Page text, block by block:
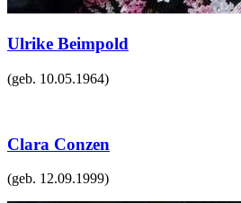
Ulrike Beimpold
(geb. 10.05.1964)
Clara Conzen
(geb. 12.09.1999)